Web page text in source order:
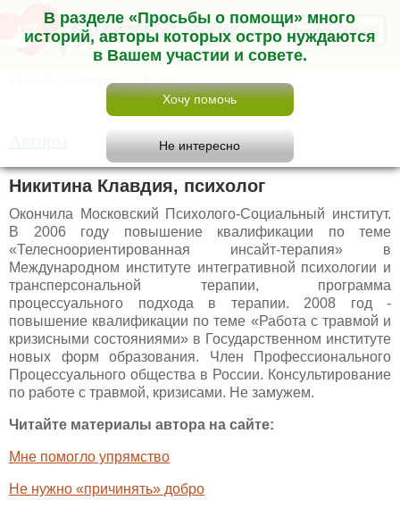
В разделе «Просьбы о помощи» много
историй, авторы которых остро нуждаются
в Вашем участии и совете.
Меню
Никитина Клавдия, психолог
Окончила Московский Психолого-Социальный институт.
В 2006 году повышение квалификации по теме
«Телесноориентированная инсайт-терапия» в
Международном институте интегративной психологии и
трансперсональной терапии, программа
процессуального подхода в терапии. 2008 год -
повышение квалификации по теме «Работа с травмой и
кризисными состояниями» в Государственном институте
новых форм образования. Член Профессионального
Процессуального общества в России. Консультирование
по работе с травмой, кризисами. Не замужем.
Читайте материалы автора на сайте:
Мне помогло упрямство
Не нужно «причинять» добро